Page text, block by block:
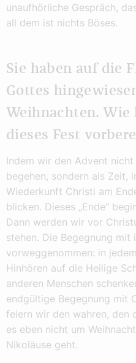
unaufhörliche Gespräch,
all dem ist nichts Böses.
Sie haben auf die
Gottes
Weihnachten.
dieses Fest
Indem wir den Advent
begehen, sondern als Zeit,
Wiederkunft Christi am
blicken. Dieses „Ende“
Dann werden wir vor
stehen. Die Begegnung
vorweggenommen: in
Hinhören auf die Heilige
anderen Menschen
endgültige Begegnung mit
feiern wir den wahren, den
es eben nicht um
Nikoläuse geht.